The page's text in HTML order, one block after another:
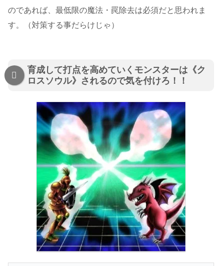
のであれば、最低限の魔法・罠除去は必須だと思われま
す。（対策する事だらけじゃ）
育成して打点を高めていくモンスターは《ク
ロスソウル》されるので気を付けろ！！